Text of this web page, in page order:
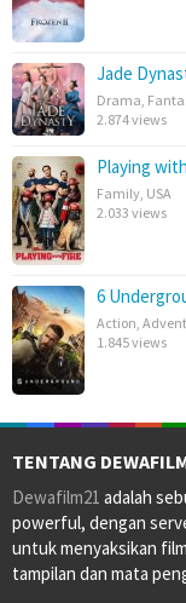
Jade
Drama
2.874 views
Playing
Family USA
2.033 views
6
Action
1.845 views
TENTANG
Dewafilm21 adalah
powerful, dengan
untuk menyaksikan
tampilan dan mata